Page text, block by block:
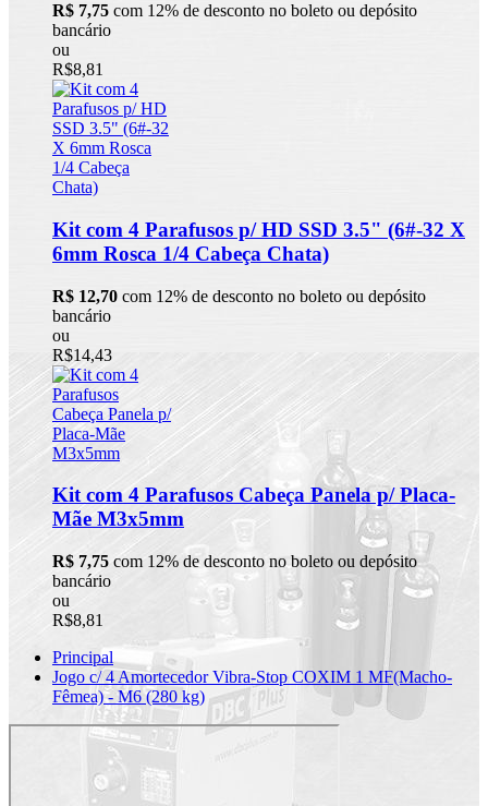
R$ 7,75 com 12% de desconto no boleto ou depósito
bancário
ou
R$8,81
Kit com 4 Parafusos p/ HD SSD 3.5" (6#-32 X
6mm Rosca 1/4 Cabeça Chata)
R$ 12,70 com 12% de desconto no boleto ou depósito
bancário
ou
R$14,43
Kit com 4 Parafusos Cabeça Panela p/ Placa-
Mãe M3x5mm
R$ 7,75 com 12% de desconto no boleto ou depósito
bancário
ou
R$8,81
Principal
Jogo c/ 4 Amortecedor Vibra-Stop COXIM 1 MF(Macho-
Fêmea) - M6 (280 kg)